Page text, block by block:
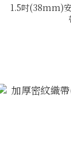
1.5吋(38mm)